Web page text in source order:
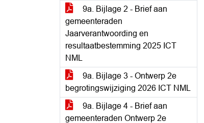
9a. Bijlage 2 - Brief aan
gemeenteraden
Jaarverantwoording en
resultaatbestemming 2025 ICT
NML
9a. Bijlage 3 - Ontwerp 2e
begrotingswijziging 2026 ICT NML
9a. Bijlage 4 - Brief aan
gemeenteraden Ontwerp 2e